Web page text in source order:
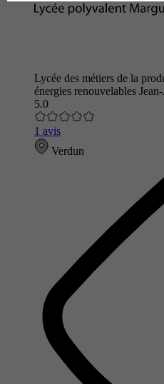
Lycée des métiers de la
énergies renouvelables
5.0
1 avis
Verdun